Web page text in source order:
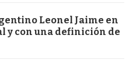
Leonel Jaime en
y con una definición de